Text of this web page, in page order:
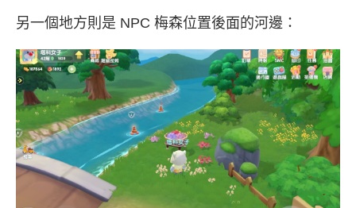
另一個地方則是 NPC 梅森位置後面的河邊：